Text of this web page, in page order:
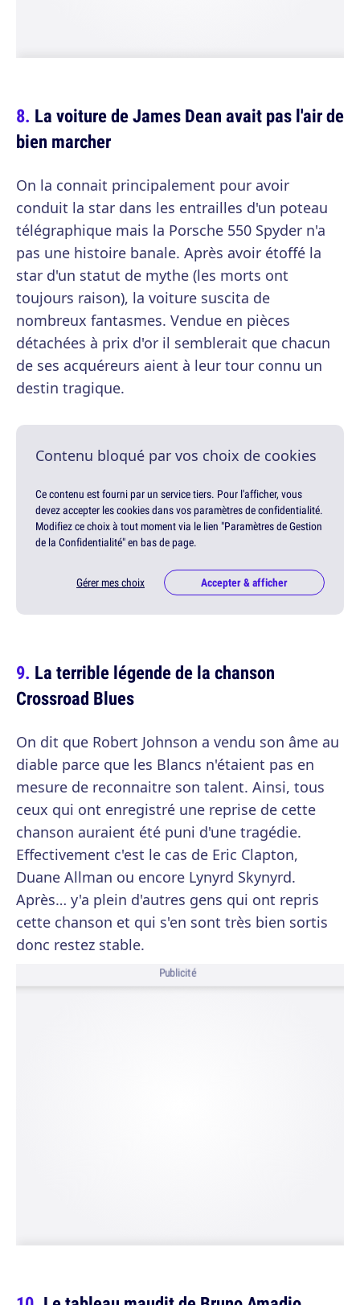
La voiture de James Dean avait pas l'air de
bien marcher
On la connait principalement pour avoir
conduit la star dans les entrailles d'un poteau
télégraphique mais la Porsche 550 Spyder n'a
pas une histoire banale. Après avoir étoffé la
star d'un statut de mythe (les morts ont
toujours raison), la voiture suscita de
nombreux fantasmes. Vendue en pièces
détachées à prix d'or il semblerait que chacun
de ses acquéreurs aient à leur tour connu un
destin tragique.
Contenu bloqué par vos choix de cookies
Ce contenu est fourni par un service tiers. Pour l'afficher, vous
devez accepter les cookies dans vos paramètres de confidentialité.
Modifiez ce choix à tout moment via le lien "Paramètres de Gestion
de la Confidentialité" en bas de page.
Gérer mes choix Accepter & afficher
La terrible légende de la chanson
Crossroad Blues
On dit que Robert Johnson a vendu son âme au
diable parce que les Blancs n'étaient pas en
mesure de reconnaitre son talent. Ainsi, tous
ceux qui ont enregistré une reprise de cette
chanson auraient été puni d'une tragédie.
Effectivement c'est le cas de Eric Clapton,
Duane Allman ou encore Lynyrd Skynyrd.
Après… y'a plein d'autres gens qui ont repris
cette chanson et qui s'en sont très bien sortis
donc restez stable.
Publicité